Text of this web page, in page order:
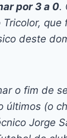
por 3 a 0.
deste
o fim de
(o
Jorge